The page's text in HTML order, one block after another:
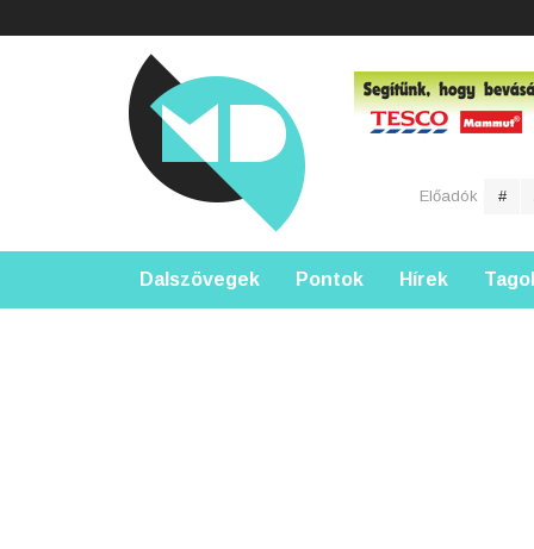
Előadók #
Dalszövegek Pontok Hírek